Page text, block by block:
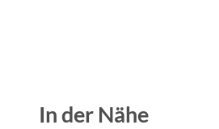
In der Nähe